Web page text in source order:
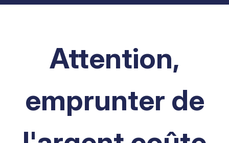
Attention,
emprunter de